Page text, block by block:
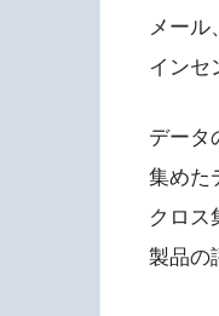
メール
インセ
データ
集めた
クロス
製品の